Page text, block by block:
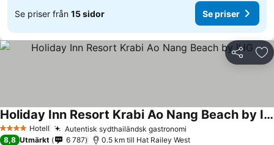
Se priser från 15 sidor Se priser
Dela
4 StjärnorHotell Autentisk sydthailändsk gastronomi
Holiday Inn Resort Krabi Ao Nang Beach by IHG
Se priser
8,8 Utmärkt 6 787 0.5 km till Hat Railey West